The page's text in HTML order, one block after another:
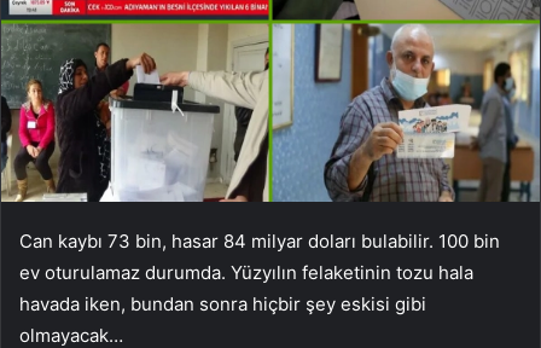
Can kaybı 73 bin, hasar 84 milyar doları bulabilir. 100 bin
ev oturulamaz durumda. Yüzyılın felaketinin tozu hala
havada iken, bundan sonra hiçbir şey eskisi gibi
olmayacak…